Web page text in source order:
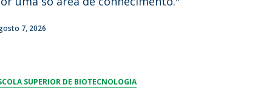
7, 2026
SUPERIOR DE BIOTECNOLOGIA